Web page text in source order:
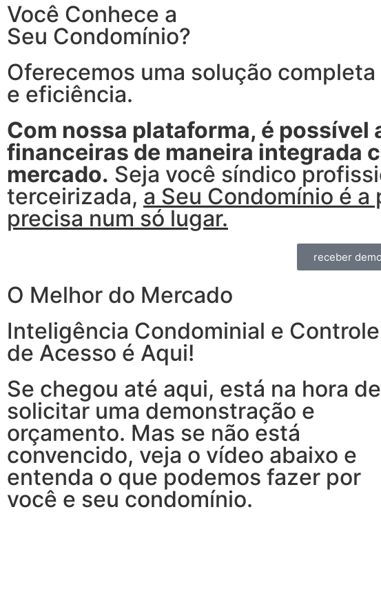
Você Conhece a
Seu Condomínio?
Oferecemos uma solução
e eficiência.
Com nossa plataforma, é
financeiras de maneira integrada
mercado. Seja você síndico
terceirizada, a Seu Condomínio é
precisa num só lugar.
receber
O Melhor do Mercado
Inteligência Condominial e Controle
de Acesso é Aqui!
Se chegou até aqui, está na hora de
solicitar uma demonstração e
orçamento. Mas se não está
convencido, veja o vídeo abaixo e
entenda o que podemos fazer por
você e seu condomínio.